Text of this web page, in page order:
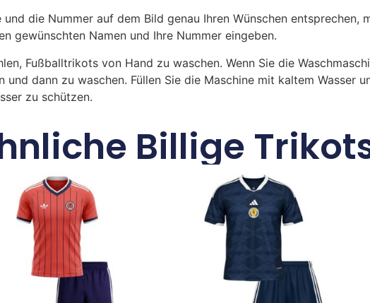
die Nummer auf dem Bild genau Ihren Wünschen entsprechen,
gewünschten Namen und Ihre Nummer eingeben.
Fußballtrikots von Hand zu waschen. Wenn Sie die
und dann zu waschen. Füllen Sie die Maschine mit kaltem Wasser
zu schützen.
Billige